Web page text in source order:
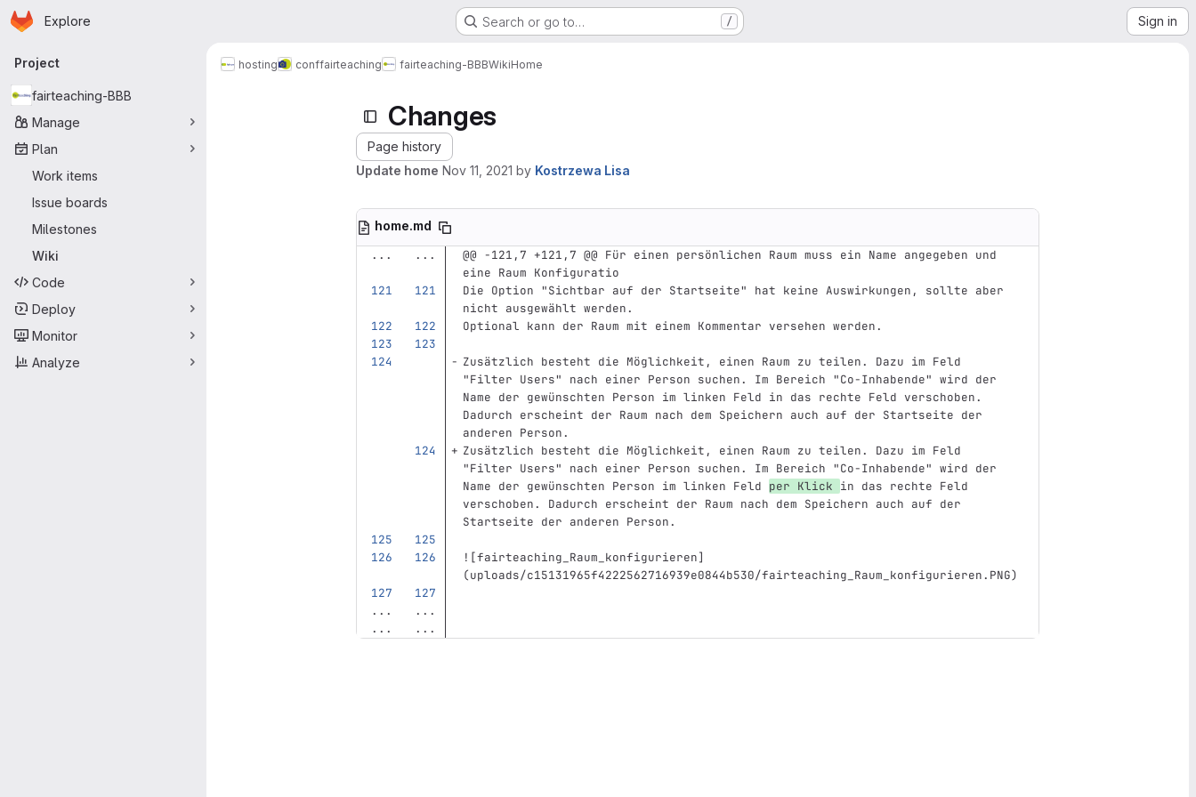
Skip to main content
Homepage
Explore Search or go to… / Sign in
Primary navigation
Project
fairteaching-BBB
Manage
Plan
Work items
Issue boards
Milestones
Wiki
Code
Deploy
Monitor
Analyze
hosting conffairteaching fairteaching-BBBWikiHome
Changes
Page history
Update home Nov 11, 2021 by Kostrzewa Lisa
home.md
...
...
@@ -121,7 +121,7 @@ Für einen persönlichen Raum muss ein Name angegeben und
eine Raum Konfiguratio
Die Option "Sichtbar auf der Startseite" hat keine Auswirkungen, sollte aber
nicht ausgewählt werden.
Optional kann der Raum mit einem Kommentar versehen werden.
Zusätzlich besteht die Möglichkeit, einen Raum zu teilen. Dazu im Feld
"Filter Users" nach einer Person suchen. Im Bereich "Co-Inhabende" wird der
Name der gewünschten Person im linken Feld in das rechte Feld verschoben.
Dadurch erscheint der Raum nach dem Speichern auch auf der Startseite der
anderen Person.
Zusätzlich besteht die Möglichkeit, einen Raum zu teilen. Dazu im Feld
"Filter Users" nach einer Person suchen. Im Bereich "Co-Inhabende" wird der
Name der gewünschten Person im linken Feld per Klick in das rechte Feld
verschoben. Dadurch erscheint der Raum nach dem Speichern auch auf der
Startseite der anderen Person.
![fairteaching_Raum_konfigurieren]
(uploads/c15131965f4222562716939e0844b530/fairteaching_Raum_konfigurieren.PNG)
...
...
...
...